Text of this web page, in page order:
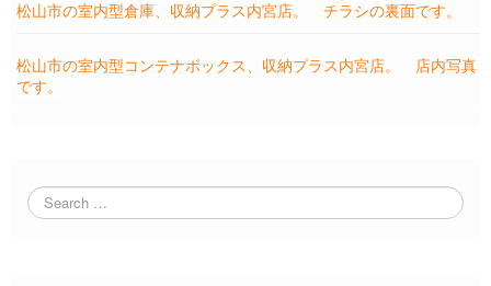
松山市の室内型倉庫、収納プラス内宮店。 チラシの裏面です。
松山市の室内型コンテナボックス、収納プラス内宮店。 店内写真
です。